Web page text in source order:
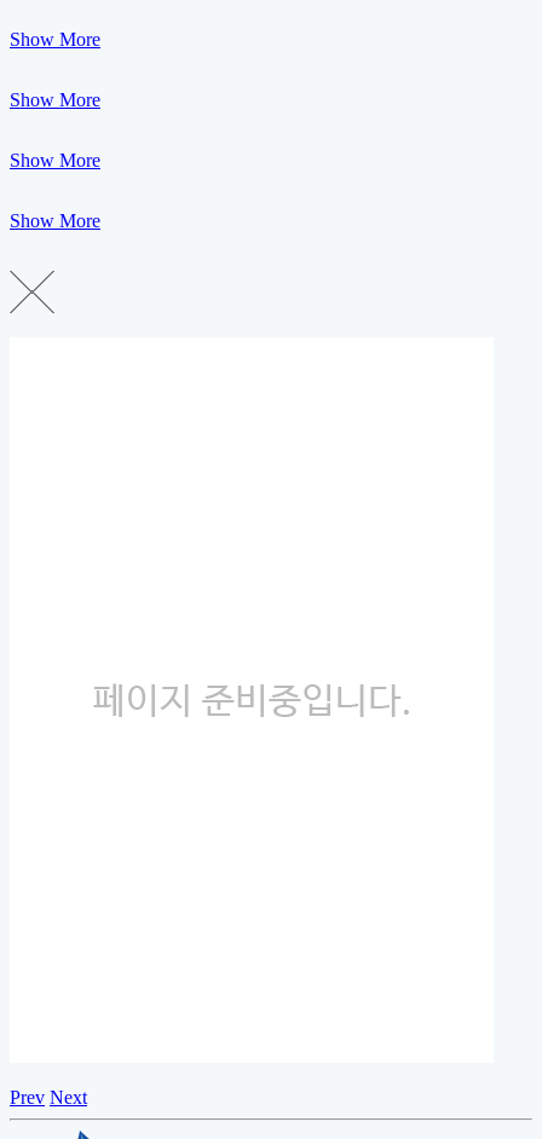
Show More
Show More
Show More
Show More
Prev Next